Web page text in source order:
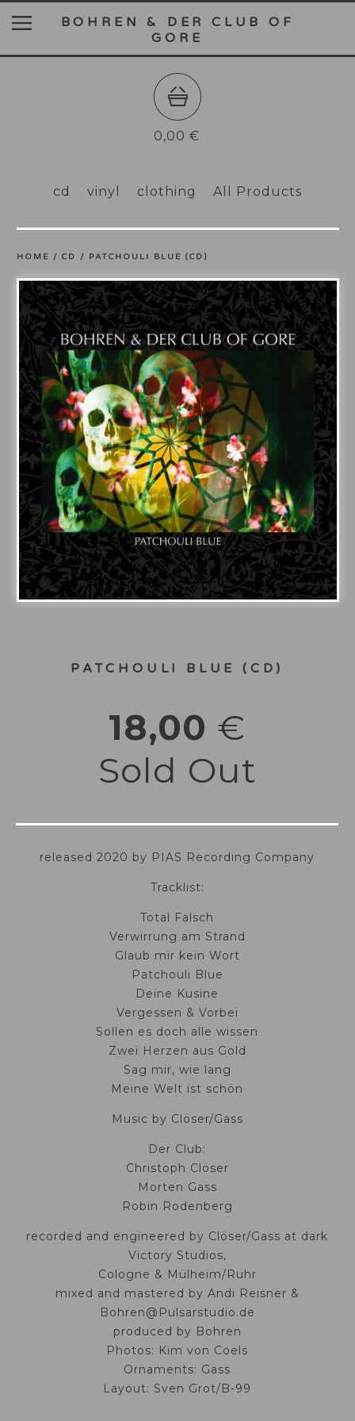
BOHREN & DER CLUB OF
GORE
0,00 €
cd vinyl clothing All Products
HOME / CD / PATCHOULI BLUE (CD)
PATCHOULI BLUE (CD)
18,00 €
Sold Out
released 2020 by PIAS Recording Company
Tracklist:
Total Falsch
Verwirrung am Strand
Glaub mir kein Wort
Patchouli Blue
Deine Kusine
Vergessen & Vorbei
Sollen es doch alle wissen
Zwei Herzen aus Gold
Sag mir, wie lang
Meine Welt ist schön
Music by Clöser/Gass
Der Club:
Christoph Clöser
Morten Gass
Robin Rodenberg
recorded and engineered by Clöser/Gass at dark
Victory Studios,
Cologne & Mülheim/Ruhr
mixed and mastered by Andi Reisner &
Bohren@Pulsarstudio.de
produced by Bohren
Photos: Kim von Coels
Ornaments: Gass
Layout: Sven Grot/B-99